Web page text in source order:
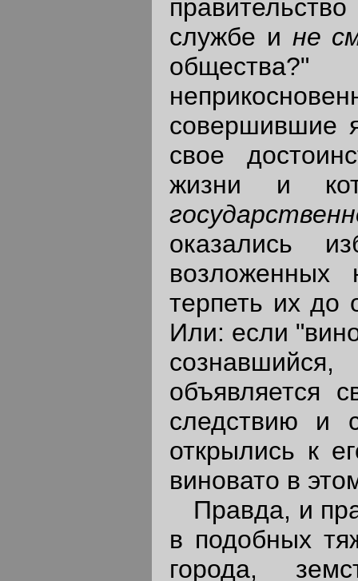
службе и не
совершившие
свое
жизни и
оказались
возложенных
терпеть их до
Или: если
объявляется
следствию и
открылись к
виновато в
Правда, и
в подобных
города,